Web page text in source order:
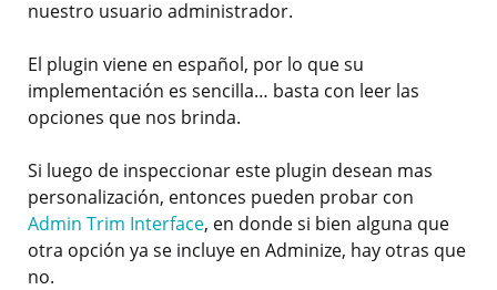
nuestro usuario administrador.
El plugin viene en español, por lo que su
implementación es sencilla… basta con leer las
opciones que nos brinda.
Si luego de inspeccionar este plugin desean mas
personalización, entonces pueden probar con
Admin Trim Interface, en donde si bien alguna que
otra opción ya se incluye en Adminize, hay otras que
no.